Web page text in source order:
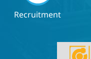
Recruitment